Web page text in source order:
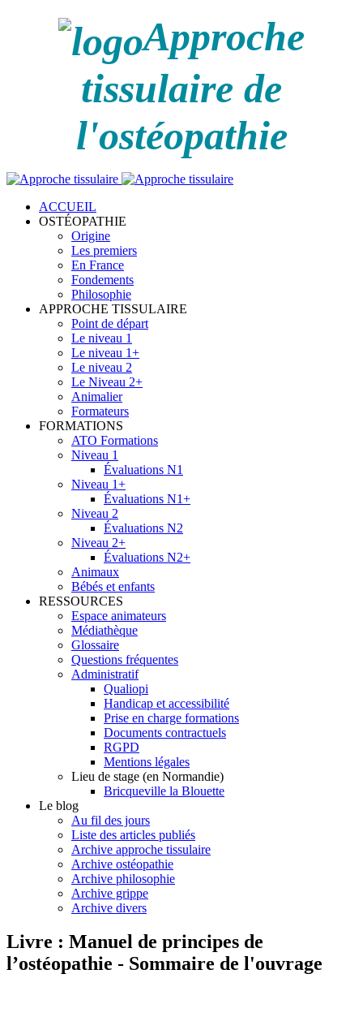
Approche
tissulaire de
l'ostéopathie
ACCUEIL
OSTÉOPATHIE
Origine
Les premiers
En France
Fondements
Philosophie
APPROCHE TISSULAIRE
Point de départ
Le niveau 1
Le niveau 1+
Le niveau 2
Le Niveau 2+
Animalier
Formateurs
FORMATIONS
ATO Formations
Niveau 1
Évaluations N1
Niveau 1+
Évaluations N1+
Niveau 2
Évaluations N2
Niveau 2+
Évaluations N2+
Animaux
Bébés et enfants
RESSOURCES
Espace animateurs
Médiathèque
Glossaire
Questions fréquentes
Administratif
Qualiopi
Handicap et accessibilité
Prise en charge formations
Documents contractuels
RGPD
Mentions légales
Lieu de stage (en Normandie)
Bricqueville la Blouette
Le blog
Au fil des jours
Liste des articles publiés
Archive approche tissulaire
Archive ostéopathie
Archive philosophie
Archive grippe
Archive divers
Livre : Manuel de principes de
l’ostéopathie - Sommaire de l'ouvrage